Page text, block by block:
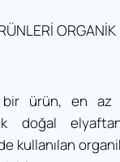
ORGANİK
bir ürün, en az
doğal
kullanılan